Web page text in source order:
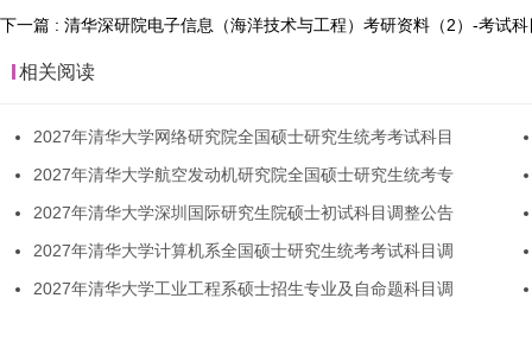
下一篇 : 清华​深研院电子信息（海洋技术与工程）考研资料（2）-考试
相关阅读
2027年清华大学网络研究院全国硕士研究生统考考试科目
2027年清华大学航空发动机研究院全国硕士研究生统考专
2027年清华大学深圳国际研究生院硕士初试科目调整公告
2027年清华大学计算机系全国硕士研究生统考考试科目调
2027年清华大学工业工程系硕士招生专业及自命题科目调